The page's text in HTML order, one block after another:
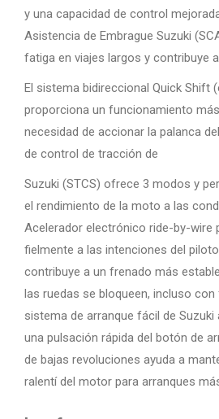
y una capacidad de control
Asistencia de Embrague Suzuki
fatiga en viajes largos y contribuye
El sistema bidireccional Quick Shift
proporciona un funcionamiento
necesidad de accionar la palanca
de control de tracción de
Suzuki (STCS) ofrece 3 modos y
el rendimiento de la moto a las
Acelerador electrónico ride-by-wire
fielmente a las intenciones del
contribuye a un frenado más
las ruedas se bloqueen, incluso con
sistema de arranque fácil de
una pulsación rápida del botón de
de bajas revoluciones ayuda a
ralentí del motor para arranques